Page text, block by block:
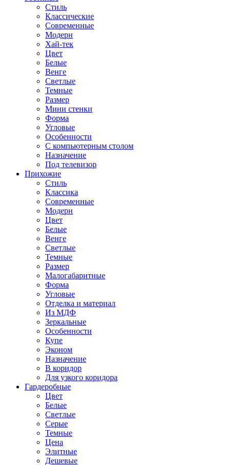
Стиль
Классические
Современные
Модерн
Хай-тек
Цвет
Белые
Венге
Светлые
Темные
Размер
Мини стенки
Форма
Угловые
Особенности
С компьютерным столом
Назначение
Под телевизор
Прихожие
Стиль
Классика
Современные
Модерн
Цвет
Белые
Венге
Светлые
Темные
Размер
Малогабаритные
Форма
Угловые
Отделка и материал
Из МДФ
Зеркальные
Особенности
Купе
Эконом
Назначение
В коридор
Для узкого коридора
Гардеробные
Цвет
Белые
Светлые
Серые
Темные
Цена
Элитные
Дешевые